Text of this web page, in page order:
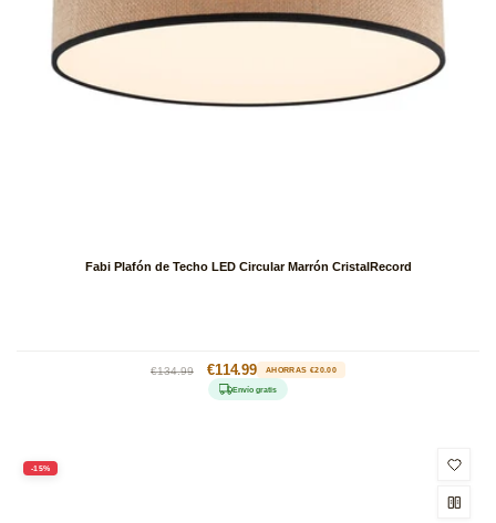
Fabi Plafón de Techo LED Circular Marrón CristalRecord
Precio
€134.99
Precio
de
oferta
€114.99 AHORRAS €20.00
Envío gratis
-15%